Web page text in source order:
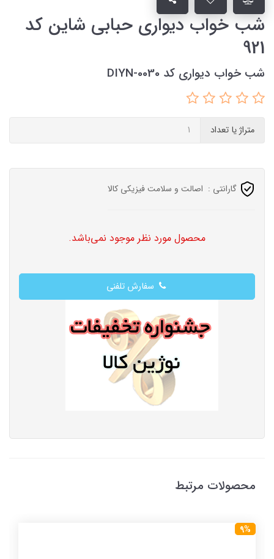
شب خواب دیواری حبابی شاین کد
921
شب خواب دیواری کد DIYN-0030
متراژ یا تعداد
گارانتی : اصالت و سلامت فیزیکی کالا
محصول مورد نظر موجود نمی‌باشد.
سفارش تلفنی
محصولات مرتبط
9%